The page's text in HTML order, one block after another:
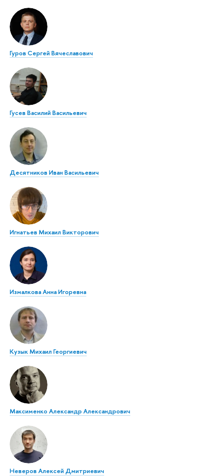
Гуров Сергей Вячеславович
Гусев Василий Васильевич
Десятников Иван Васильевич
Игнатьев Михаил Викторович
Измалкова Анна Игоревна
Кузык Михаил Георгиевич
Максименко Александр Александрович
Неверов Алексей Дмитриевич